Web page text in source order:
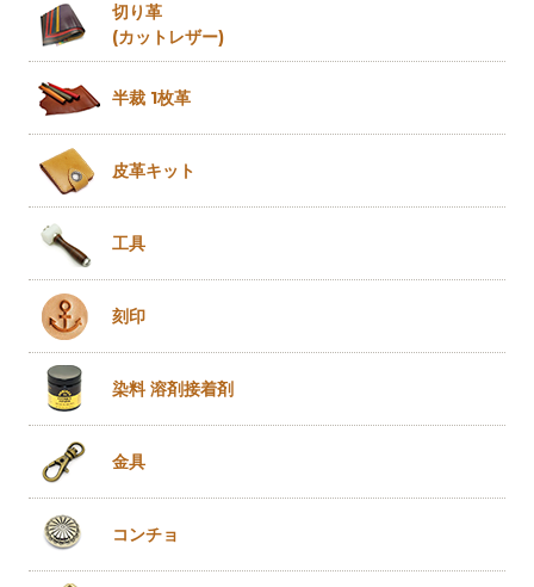
切り革
(カットレザー)
半裁 1枚革
皮革キット
工具
刻印
染料 溶剤接着剤
金具
コンチョ